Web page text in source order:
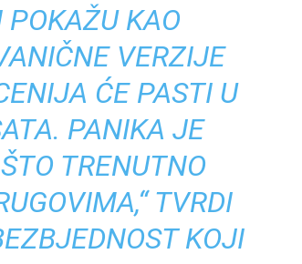
POKAŽU KAO
VERZIJE
ĆE PASTI U
PANIKA JE
TRENUTNO
TVRDI
KOJI